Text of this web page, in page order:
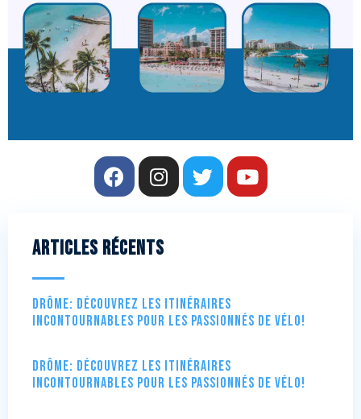
Articles récents
Drôme: Découvrez les itinéraires
incontournables pour les passionnés de vélo!
Drôme: Découvrez les itinéraires
incontournables pour les passionnés de vélo!